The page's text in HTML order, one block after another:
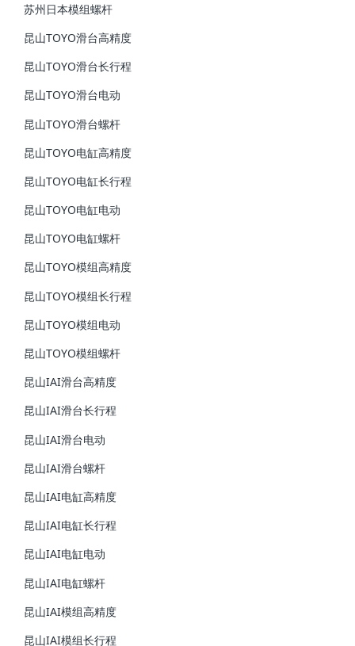
苏州日本模组螺杆
昆山TOYO滑台高精度
昆山TOYO滑台长行程
昆山TOYO滑台电动
昆山TOYO滑台螺杆
昆山TOYO电缸高精度
昆山TOYO电缸长行程
昆山TOYO电缸电动
昆山TOYO电缸螺杆
昆山TOYO模组高精度
昆山TOYO模组长行程
昆山TOYO模组电动
昆山TOYO模组螺杆
昆山IAI滑台高精度
昆山IAI滑台长行程
昆山IAI滑台电动
昆山IAI滑台螺杆
昆山IAI电缸高精度
昆山IAI电缸长行程
昆山IAI电缸电动
昆山IAI电缸螺杆
昆山IAI模组高精度
昆山IAI模组长行程